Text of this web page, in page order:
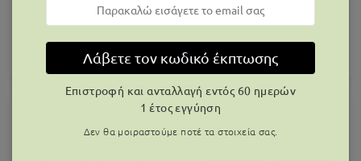
19,99 €29,99 €
ΔΟΚΙΜΑΣΤΕ
TR62998
6,99 €
ΔΟΚΙΜΑΣΤΕ
33% OFF
Λάβετε τον κωδικό έκπτωσης
Επιστροφή και ανταλλαγή εντός 60 ημερών
1 έτος εγγύηση
Δεν θα μοιραστούμε ποτέ τα στοιχεία σας.